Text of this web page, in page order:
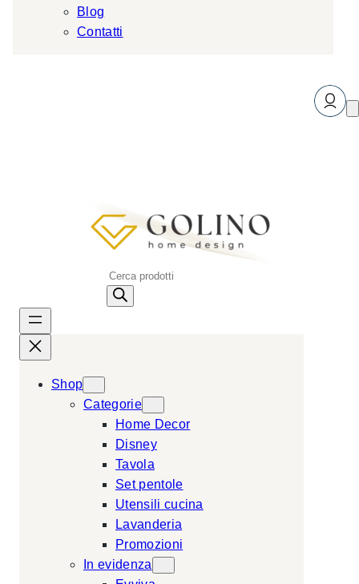
Blog
Contatti
P
s
Shop
Categorie
Home Decor
Disney
Tavola
Set pentole
Utensili cucina
Lavanderia
Promozioni
In evidenza